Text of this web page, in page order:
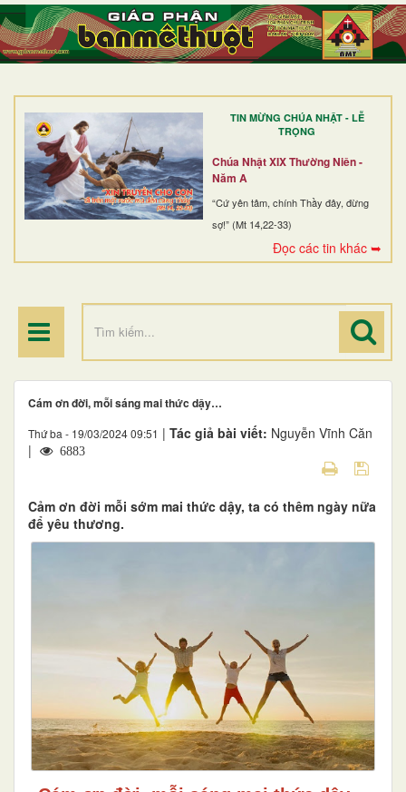
TIN MỪNG CHÚA NHẬT - LỄ
TRỌNG
Chúa Nhật XIX Thường Niên -
Năm A
“Cứ yên tâm, chính Thầy đây, đừng
sợ!” (Mt 14,22-33)
Đọc các tin khác ➥
TRANG NHẤT
GIỚI THIỆU
DÒNG TU
BAN MỤC VỤ
ĐOÀN THỂ CG
ĐIỂM HÀNH HƯƠNG
Cám ơn đời, mỗi sáng mai thức dậy…
Thứ ba - 19/03/2024 09:51 | Tác giả bài viết: Nguyễn Vĩnh Căn
|
6883
Cảm ơn đời mỗi sớm mai thức dậy, ta có thêm ngày nữa
để yêu thương.